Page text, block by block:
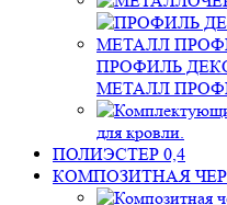
ПРОФИЛЬ
МЕТАЛЛ
для кровли.
ПОЛИЭСТЕР 0,4
КОМПОЗИТНАЯ